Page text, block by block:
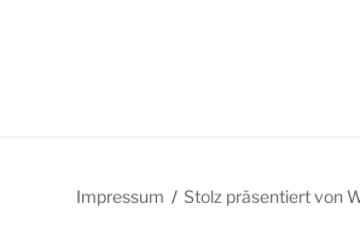
Impressum Stolz präsentiert von